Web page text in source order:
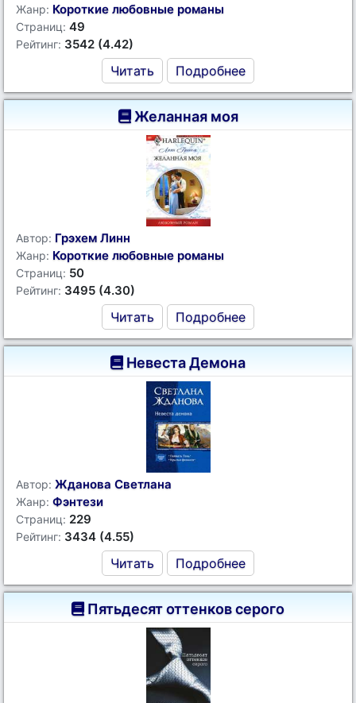
Жанр: Короткие любовные романы
Страниц: 49
Рейтинг: 3542 (4.42)
Читать Подробнее
Желанная моя
Автор: Грэхем Линн
Жанр: Короткие любовные романы
Страниц: 50
Рейтинг: 3495 (4.30)
Читать Подробнее
Невеста Демона
Автор: Жданова Светлана
Жанр: Фэнтези
Страниц: 229
Рейтинг: 3434 (4.55)
Читать Подробнее
Пятьдесят оттенков серого